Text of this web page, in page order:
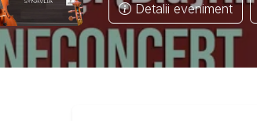
Detalii eveniment